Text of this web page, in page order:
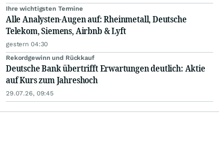
Ihre wichtigsten Termine
Alle Analysten-Augen auf: Rheinmetall, Deutsche
Telekom, Siemens, Airbnb & Lyft
gestern 04:30
Rekordgewinn und Rückkauf
Deutsche Bank übertrifft Erwartungen deutlich: Aktie
auf Kurs zum Jahreshoch
29.07.26, 09:45